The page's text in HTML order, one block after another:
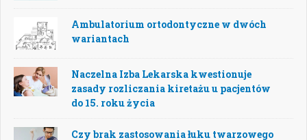
Ambulatorium ortodontyczne w dwóch
wariantach
Naczelna Izba Lekarska kwestionuje
zasady rozliczania kiretażu u pacjentów
do 15. roku życia
Czy brak zastosowania łuku twarzowego